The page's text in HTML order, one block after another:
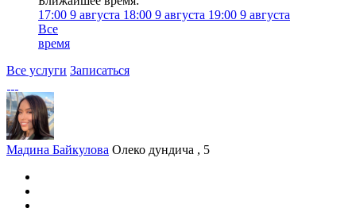
17:00 9 августа 18:00 9 августа 19:00 9 августа
Все
время
Все услуги Записаться
Мадина Байкулова Олеко дундича , 5